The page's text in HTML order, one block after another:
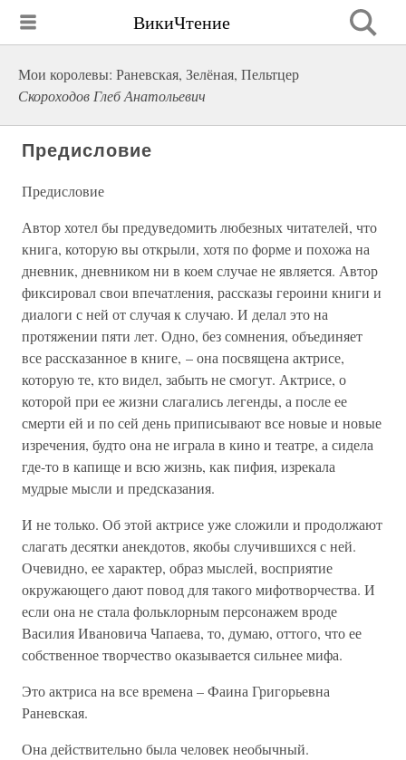
ВикиЧтение
Мои королевы: Раневская, Зелёная, Пельтцер
Скороходов Глеб Анатольевич
Предисловие
Предисловие
Автор хотел бы предуведомить любезных читателей, что
книга, которую вы открыли, хотя по форме и похожа на
дневник, дневником ни в коем случае не является. Автор
фиксировал свои впечатления, рассказы героини книги и
диалоги с ней от случая к случаю. И делал это на
протяжении пяти лет. Одно, без сомнения, объединяет
все рассказанное в книге, – она посвящена актрисе,
которую те, кто видел, забыть не смогут. Актрисе, о
которой при ее жизни слагались легенды, а после ее
смерти ей и по сей день приписывают все новые и новые
изречения, будто она не играла в кино и театре, а сидела
где-то в капище и всю жизнь, как пифия, изрекала
мудрые мысли и предсказания.
И не только. Об этой актрисе уже сложили и продолжают
слагать десятки анекдотов, якобы случившихся с ней.
Очевидно, ее характер, образ мыслей, восприятие
окружающего дают повод для такого мифотворчества. И
если она не стала фольклорным персонажем вроде
Василия Ивановича Чапаева, то, думаю, оттого, что ее
собственное творчество оказывается сильнее мифа.
Это актриса на все времена – Фаина Григорьевна
Раневская.
Она действительно была человек необычный.